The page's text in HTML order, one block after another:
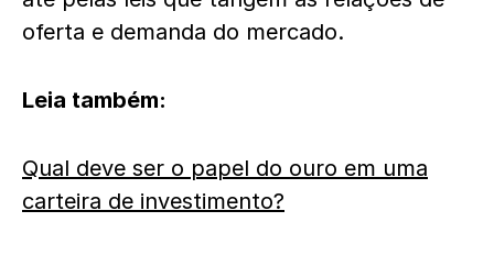
oferta e demanda do mercado.
Leia também:
Qual deve ser o papel do ouro em uma
carteira de investimento?